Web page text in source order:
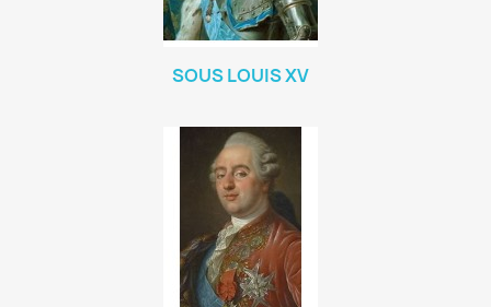
SOUS LOUIS XV